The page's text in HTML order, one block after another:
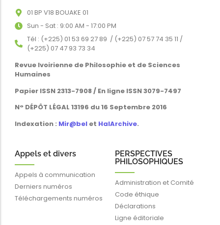
01 BP V18 BOUAKE 01
Sun - Sat : 9:00 AM - 17:00 PM
Tél : (+225) 01 53 69 27 89 / (+225) 07 57 74 35 11 /
(+225) 07 47 93 73 34
Revue Ivoirienne de Philosophie et de Sciences
Humaines
Papier ISSN 2313-7908 / En ligne ISSN 3079-7497
N° DÉPÔT LÉGAL 13196 du 16 Septembre 2016
Indexation : Mir@bel et HalArchive.
Appels et divers
Appels à communication
Derniers numéros
Téléchargements numéros
PERSPECTIVES
PHILOSOPHIQUES
Administration et Comité
Code éthique
Déclarations
Ligne éditoriale